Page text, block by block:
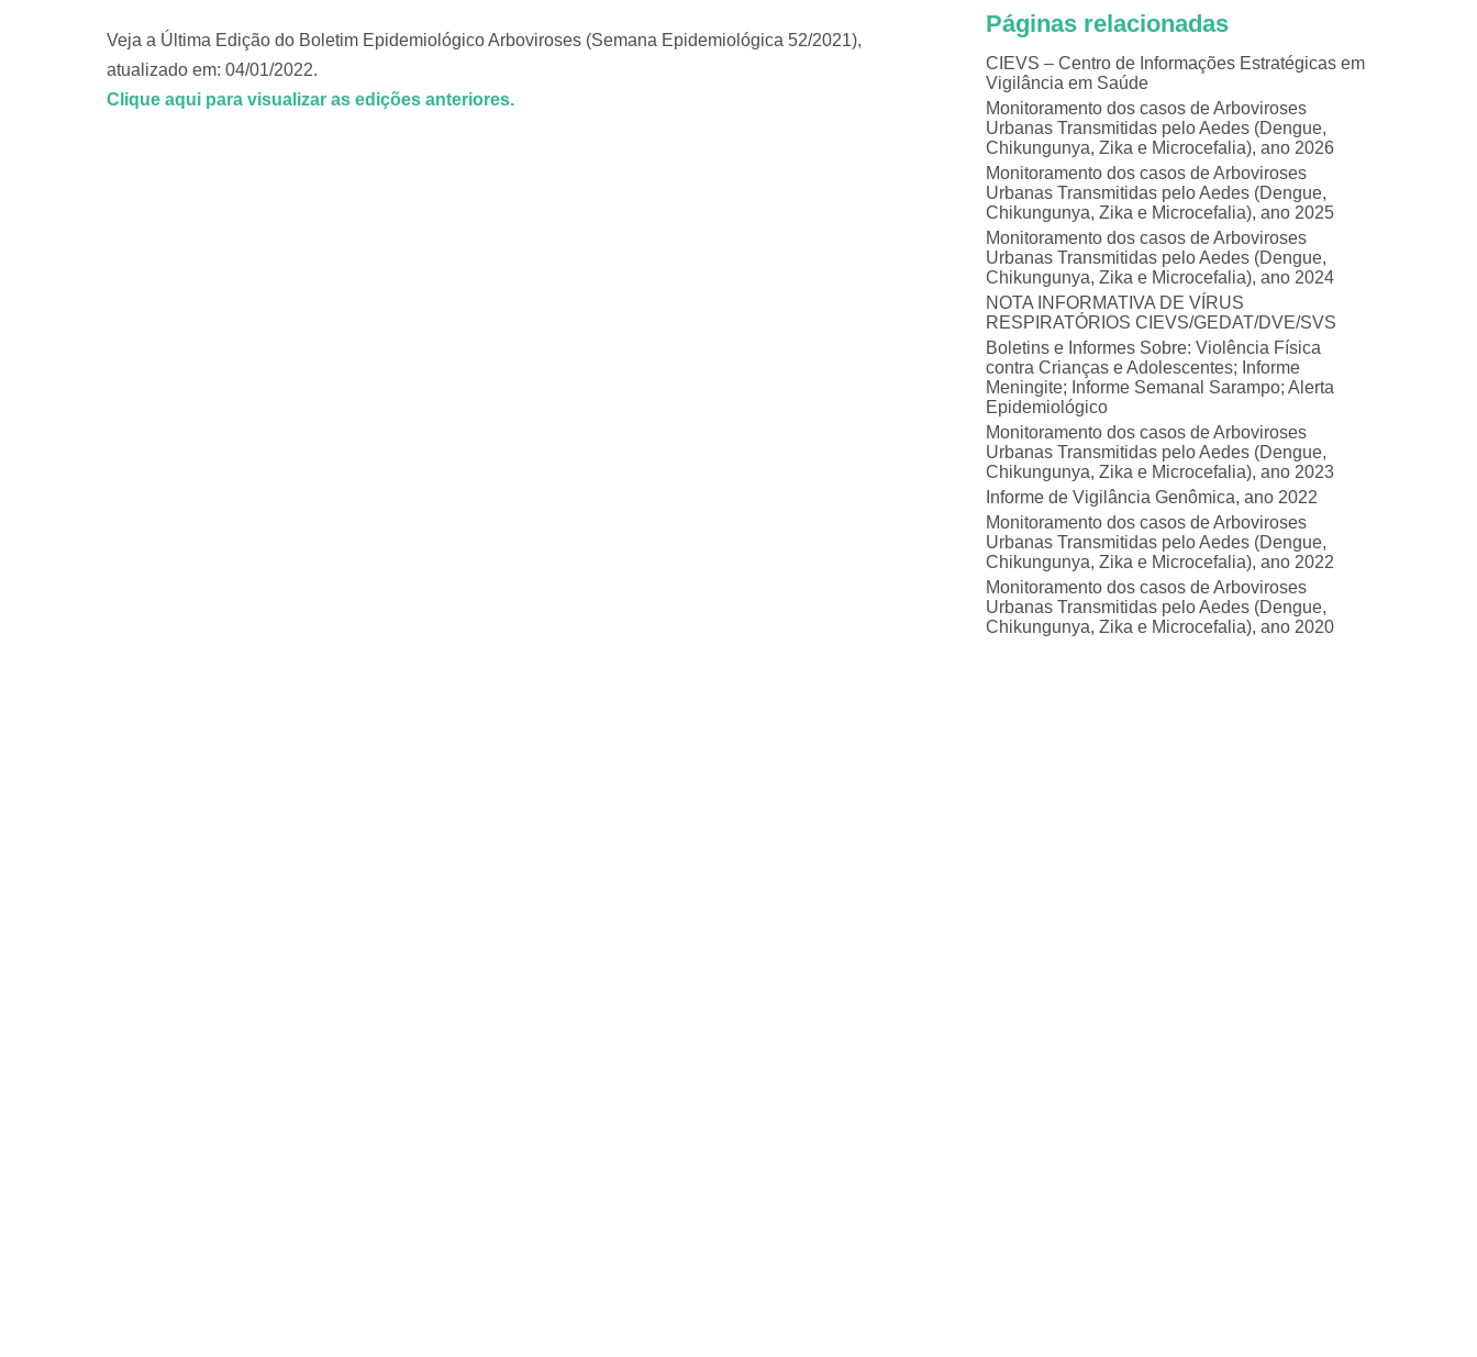
Veja a Última Edição do Boletim Epidemiológico Arboviroses (Semana Epidemiológica 52/2021),
atualizado em: 04/01/2022.
Clique aqui para visualizar as edições anteriores.
Páginas relacionadas
CIEVS – Centro de Informações Estratégicas em
Vigilância em Saúde
Monitoramento dos casos de Arboviroses
Urbanas Transmitidas pelo Aedes (Dengue,
Chikungunya, Zika e Microcefalia), ano 2026
Monitoramento dos casos de Arboviroses
Urbanas Transmitidas pelo Aedes (Dengue,
Chikungunya, Zika e Microcefalia), ano 2025
Monitoramento dos casos de Arboviroses
Urbanas Transmitidas pelo Aedes (Dengue,
Chikungunya, Zika e Microcefalia), ano 2024
NOTA INFORMATIVA DE VÍRUS
RESPIRATÓRIOS CIEVS/GEDAT/DVE/SVS
Boletins e Informes Sobre: Violência Física
contra Crianças e Adolescentes; Informe
Meningite; Informe Semanal Sarampo; Alerta
Epidemiológico
Monitoramento dos casos de Arboviroses
Urbanas Transmitidas pelo Aedes (Dengue,
Chikungunya, Zika e Microcefalia), ano 2023
Informe de Vigilância Genômica, ano 2022
Monitoramento dos casos de Arboviroses
Urbanas Transmitidas pelo Aedes (Dengue,
Chikungunya, Zika e Microcefalia), ano 2022
Monitoramento dos casos de Arboviroses
Urbanas Transmitidas pelo Aedes (Dengue,
Chikungunya, Zika e Microcefalia), ano 2020